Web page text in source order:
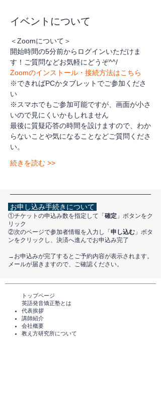
イベントについて
＜Zoomについて＞
開始時間の5分前からログインいただけま
す！ご質問などお気軽にどうぞ^^/
Zoomのインストール・接続方法はこちら
※できればPCかタブレットでご参加くださ
い
※スマホでもご参加可能ですが、画面が小さ
いので見にくいかもしれません
最後に質疑応答の時間を設けますので、わか
らないことや気になることなどご質問くださ
い。
続きを読む >>
お申し込み手続きについて
①チケットの申込み数を指定して「 確定 」ボタンをク
リック
②次のページで参加者情報を入力し「 申し込む 」ボタ
ンをクリックし、決済へ進んでお申込み完了
​→お申込みが完了するとご予約内容が表示されます。
メールが届きますので、ご確認ください。
トップページ​
英語発音矯正塾とは
代表挨拶
講師紹介
​会社概要
​教え方研究所について